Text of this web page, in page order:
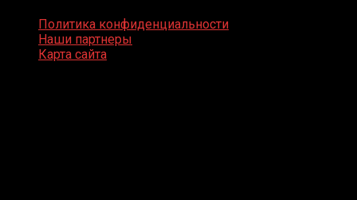
Политика конфиденциальности
Наши партнеры
Карта сайта